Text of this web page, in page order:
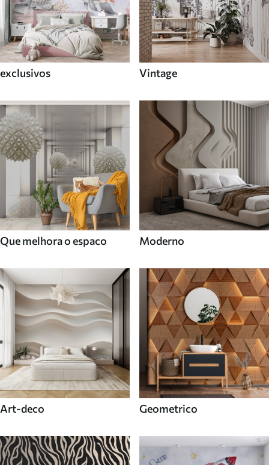
exclusivos Vintage
Que melhora o espaco Moderno
Art-deco Geometrico